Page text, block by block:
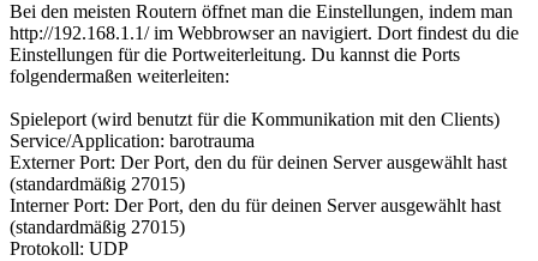
Bei den meisten Routern öffnet man die Einstellungen, indem man
http://192.168.1.1/ im Webbrowser an navigiert. Dort findest du die
Einstellungen für die Portweiterleitung. Du kannst die Ports
folgendermaßen weiterleiten:
Spieleport (wird benutzt für die Kommunikation mit den Clients)
Service/Application: barotrauma
Externer Port: Der Port, den du für deinen Server ausgewählt hast
(standardmäßig 27015)
Interner Port: Der Port, den du für deinen Server ausgewählt hast
(standardmäßig 27015)
Protokoll: UDP